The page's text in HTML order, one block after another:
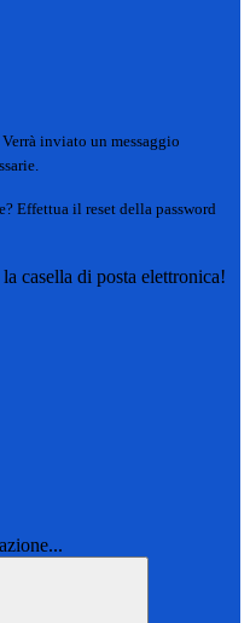
Verrà inviato un messaggio
Effettua il reset della password
casella di posta elettronica!